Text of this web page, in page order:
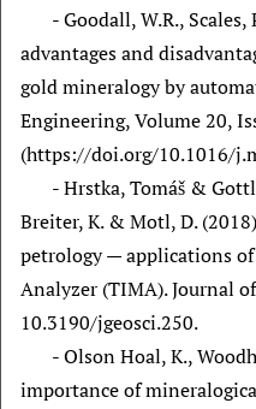
- Goodall, W.R.,
advantages and
gold mineralogy by
Engineering, Volume 20,
(https://doi.org/10.1016/
- Hrstka, Tomáš &
Breiter, K. & Motl, D.
petrology — applications
Analyzer (TIMA). Journal
10.3190/jgeosci.250.
- Olson Hoal, K.,
importance of